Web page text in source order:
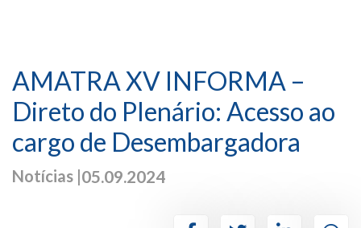
AMATRA XV INFORMA –
Direto do Plenário: Acesso ao
cargo de Desembargadora
Notícias |05.09.2024